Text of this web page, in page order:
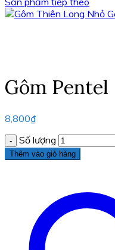
Gôm Pentel
8,800₫
Số lượng
Thêm vào giỏ hàng